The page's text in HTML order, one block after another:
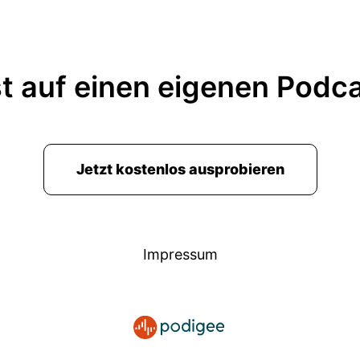
auf einen eigenen
Jetzt kostenlos ausprobieren
Impressum